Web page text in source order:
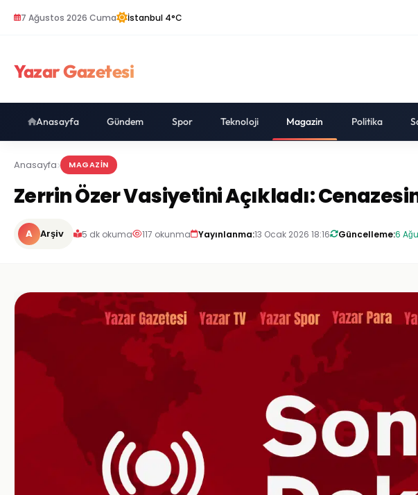
7 Ağustos 2026 Cuma İstanbul 4°C
Yazar Gazetesi
Anasayfa Gündem Spor Teknoloji Magazin Politika
Anasayfa MAGAZIN
Zerrin Özer Vasiyetini Açıkladı:
A Arşiv 5 dk okuma 117 okunma Yayınlanma:13 Ocak 2026 18:16 Güncelleme:6